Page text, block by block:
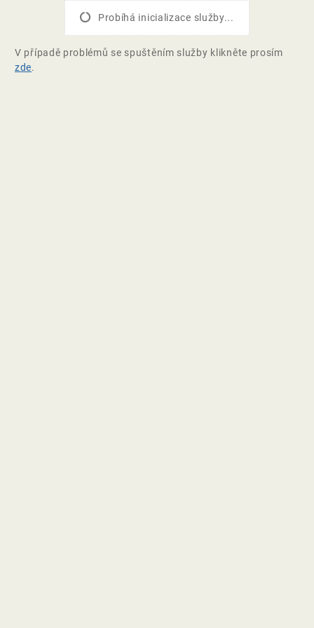
Probíhá inicializace služby...
V případě problémů se spuštěním služby klikněte prosím
zde.